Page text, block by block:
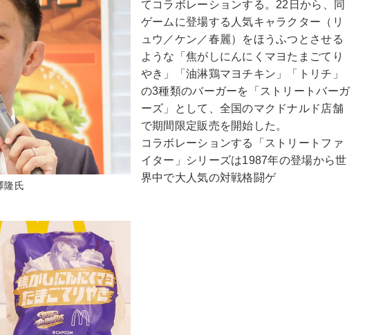
隆氏
てコラボレーションする。22日から、同
ゲームに登場する人気キャラクター（リ
ュウ／ケン／春麗）をほうふつとさせる
ような「焦がしにんにくマヨたまごてり
やき」「油淋鶏マヨチキン」「トリチ」
の3種類のバーガーを「ストリートバーガ
ーズ」として、全国のマクドナルド店舗
で期間限定販売を開始した。
コラボレーションする「ストリートファ
イター」シリーズは1987年の登場から世
界中で大人気の対戦格闘ゲ